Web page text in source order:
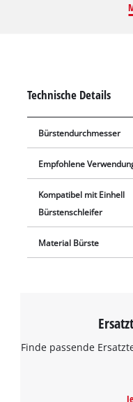
Holz. Alte Holzbalken
Technische Details
Bürstendurchmesser
Empfohlene
Kompatibel mit Einhell
Bürstenschleifer
Material Bürste
Finde passende